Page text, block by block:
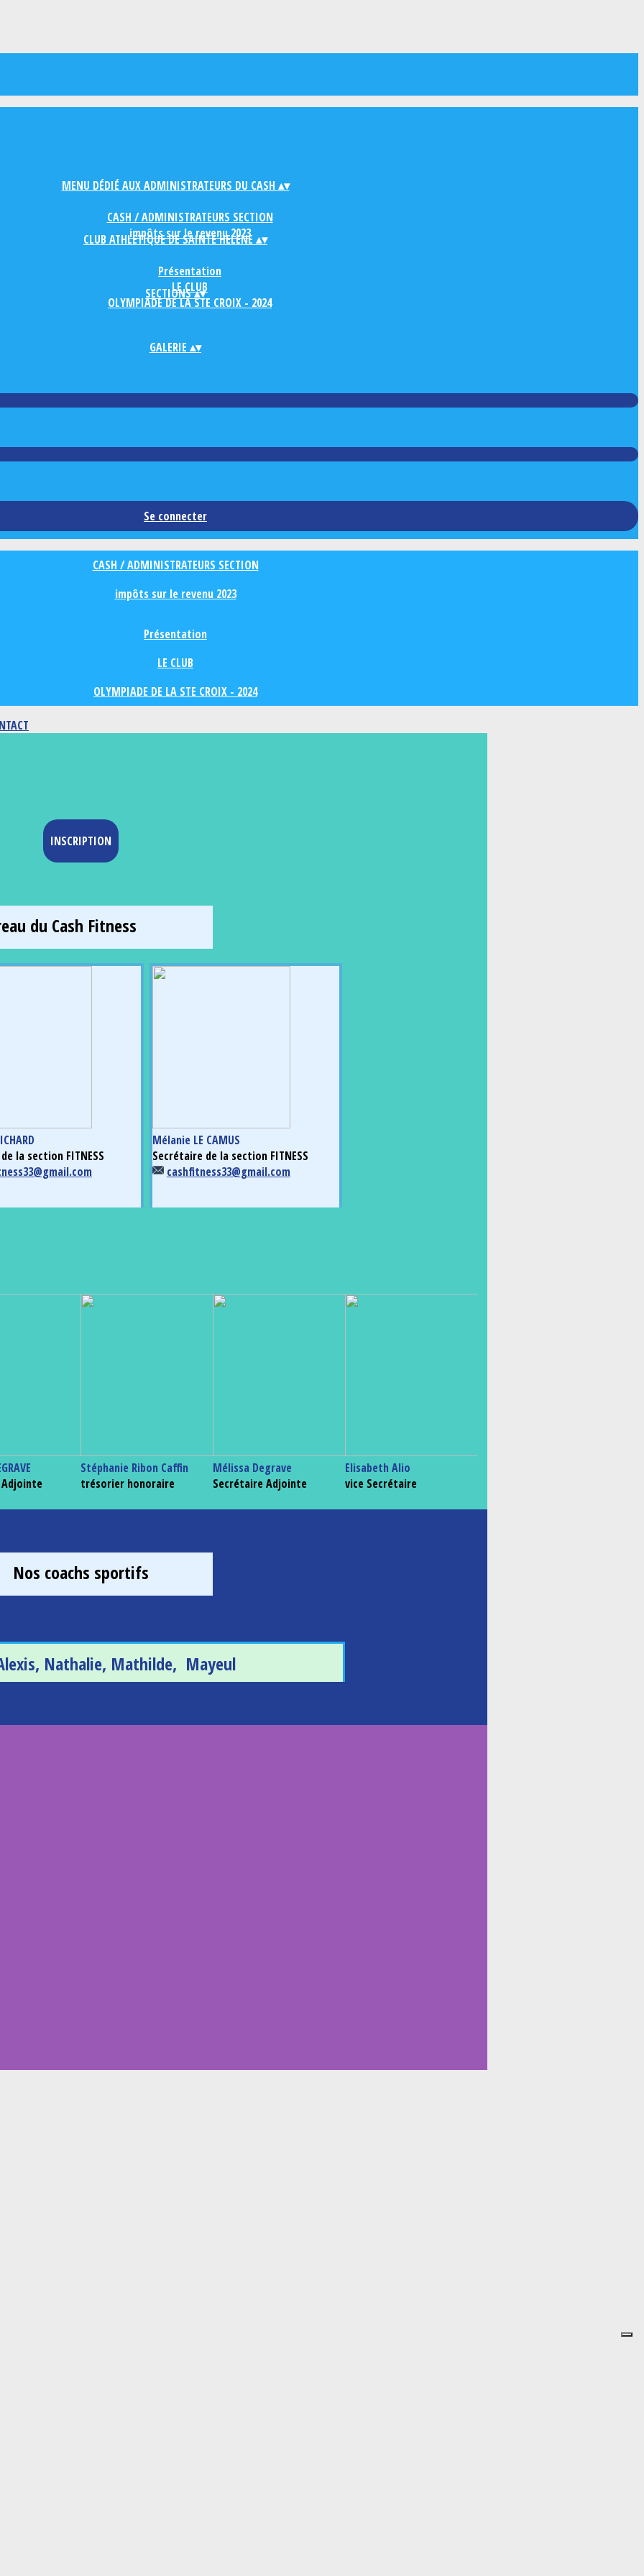
MENU DÉDIÉ AUX ADMINISTRATEURS DU CASH ▴▾
CASH / ADMINISTRATEURS SECTION
impôts sur le revenu 2023
CLUB ATHLETIQUE DE SAINTE HELENE ▴▾
Présentation
LE CLUB
OLYMPIADE DE LA STE CROIX - 2024
SECTIONS▴▾
GALERIE ▴▾
Se connecter
CASH / ADMINISTRATEURS SECTION
impôts sur le revenu 2023
Présentation
LE CLUB
OLYMPIADE DE LA STE CROIX - 2024
INSCRIPTION
du Cash Fitness
la section FITNESS
Mélanie LE CAMUS
Secrétaire de la section FITNESS
cashfitness33@gmail.com
Stéphanie Ribon Caffin
trésorier honoraire
Mélissa Degrave
Secrétaire Adjointe
Elisabeth Alio
vice Secrétaire
Nos coachs sportifs
Nathalie, Mathilde, Mayeul